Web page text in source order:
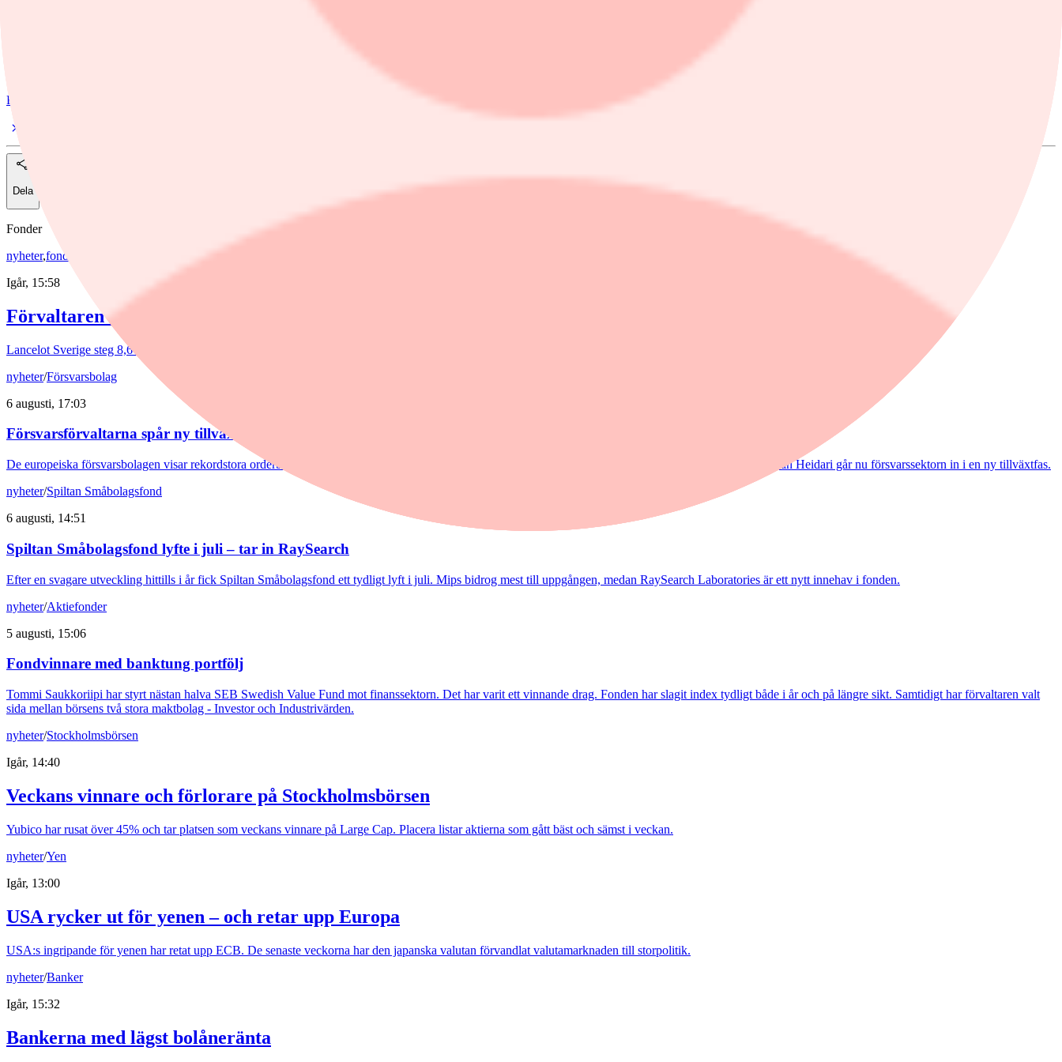
Finwire
Dela
Fonder
nyheter,fonder
Igår, 15:58
Förvaltaren efter Troax rusning: "Fortsatt stor potential"
Lancelot Sverige steg 8,6% i juli, mot 2,2% för jämförelseindex. Rapportvinnarna Mips och Troax bidrog till uppgången. I Troax ser förvaltaren Erik Bertilsson fortsatt stor potential.
nyheter/Försvarsbolag
6 augusti, 17:03
Försvarsförvaltarna spår ny tillväxtfas: ”Goda förutsättningar”
De europeiska försvarsbolagen visar rekordstora orderböcker, stigande omsättning och förbättrade marginaler. Enligt förvaltarna Joakim Agerback och Shayan Heidari går nu försvarssektorn in i en ny tillväxtfas.
nyheter/Spiltan Småbolagsfond
6 augusti, 14:51
Spiltan Småbolagsfond lyfte i juli – tar in RaySearch
Efter en svagare utveckling hittills i år fick Spiltan Småbolagsfond ett tydligt lyft i juli. Mips bidrog mest till uppgången, medan RaySearch Laboratories är ett nytt innehav i fonden.
nyheter/Aktiefonder
5 augusti, 15:06
Fondvinnare med banktung portfölj
Tommi Saukkoriipi har styrt nästan halva SEB Swedish Value Fund mot finanssektorn. Det har varit ett vinnande drag. Fonden har slagit index tydligt både i år och på längre sikt. Samtidigt har förvaltaren valt
sida mellan börsens två stora maktbolag - Investor och Industrivärden.
nyheter/Stockholmsbörsen
Igår, 14:40
Veckans vinnare och förlorare på Stockholmsbörsen
Yubico har rusat över 45% och tar platsen som veckans vinnare på Large Cap. Placera listar aktierna som gått bäst och sämst i veckan.
nyheter/Yen
Igår, 13:00
USA rycker ut för yenen – och retar upp Europa
USA:s ingripande för yenen har retat upp ECB. De senaste veckorna har den japanska valutan förvandlat valutamarknaden till storpolitik.
nyheter/Banker
Igår, 15:32
Bankerna med lägst bolåneränta